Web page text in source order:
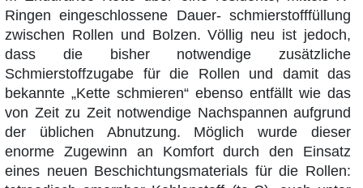
Ringen eingeschlossene Dauer- schmierstofffüllung
zwischen Rollen und Bolzen. Völlig neu ist jedoch,
dass die bisher notwendige zusätzliche
Schmierstoffzugabe für die Rollen und damit das
bekannte „Kette schmieren“ ebenso entfällt wie das
von Zeit zu Zeit notwendige Nachspannen aufgrund
der üblichen Abnutzung. Möglich wurde dieser
enorme Zugewinn an Komfort durch den Einsatz
eines neuen Beschichtungsmaterials für die Rollen: